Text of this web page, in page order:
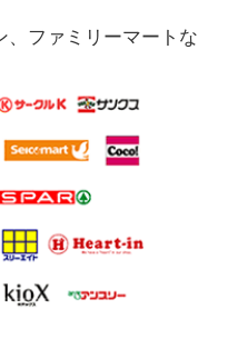
、ファミリーマートな